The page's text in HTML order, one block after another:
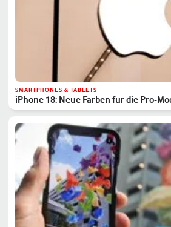
SMARTPHONES & TABLETS
iPhone 18: Neue Farben für die Pro-